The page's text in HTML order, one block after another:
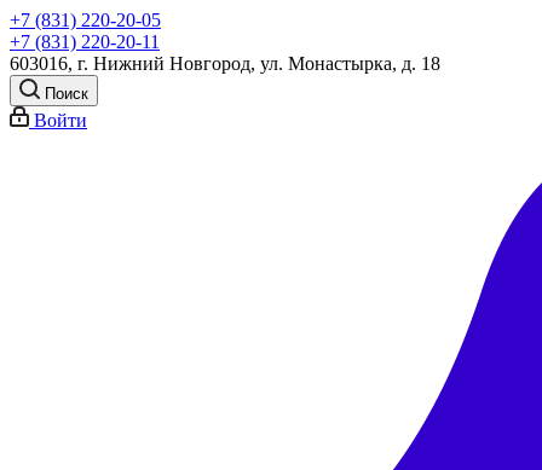
+7 (831) 220-20-05
+7 (831) 220-20-11
603016, г. Нижний Новгород, ул. Монастырка, д. 18
Поиск
Войти